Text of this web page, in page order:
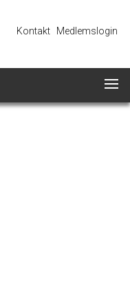
Kontakt Medlemslogin